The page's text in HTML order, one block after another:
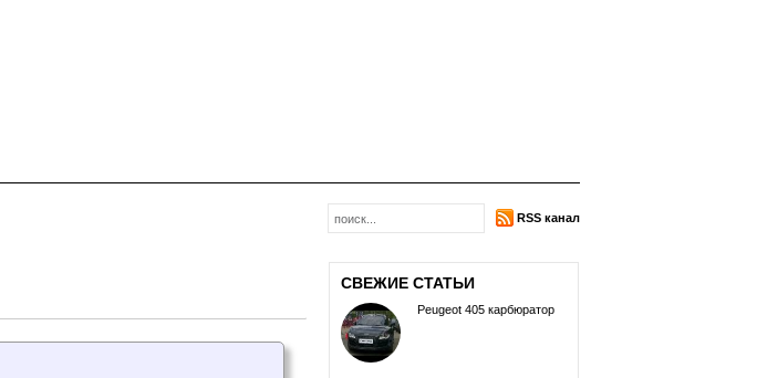
RSS канал
СВЕЖИЕ СТАТЬИ
Peugeot 405 карбюратор